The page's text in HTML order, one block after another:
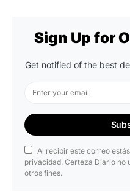
Sign Up for
Get notified of the best
Al recibir este correo
privacidad. Certeza Diario no
otros fines.